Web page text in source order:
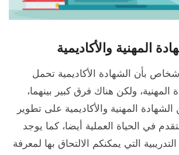
المهنية والأكاديمية
بأن الشهادة الأكاديمية تحمل
ولكن هناك فرق كبير بينهما،
المهنية والأكاديمية على تطوير
في الحياة العملية أيضا، كما يوجد
التي يمكنكم الالتحاق بها لمعرفة